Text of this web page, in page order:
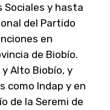
Sociales y hasta
del Partido
en
de Biobío.
Alto Biobío, y
como Indap y en
de la Seremi de